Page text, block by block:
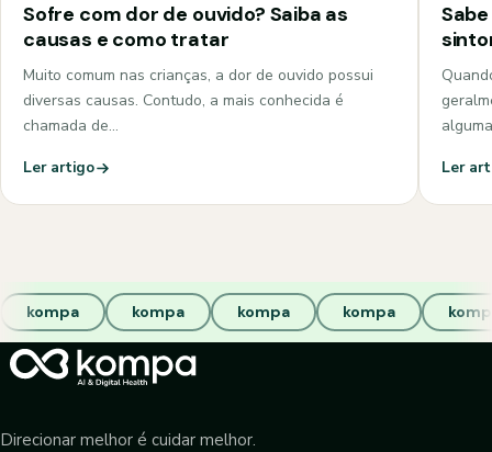
Sofre com dor de ouvido? Saiba as
causas e como tratar
Muito comum nas crianças, a dor de ouvido possui
diversas causas. Contudo, a mais conhecida é
chamada de…
Ler artigo
Ler
kompa kompa kompa kompa
Direcionar melhor é cuidar melhor.